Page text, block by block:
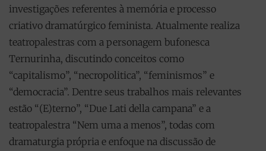
investigações referentes à memória e processo
criativo dramatúrgico feminista. Atualmente realiza
teatropalestras com a personagem bufonesca
Ternurinha, discutindo conceitos como
“capitalismo”, “necropolitica”, “feminismos” e
“democracia”. Dentre seus trabalhos mais relevantes
estão “(E)terno”, “Due Lati della campana” e a
teatropalestra “Nem uma a menos”, todas com
dramaturgia própria e enfoque na discussão de